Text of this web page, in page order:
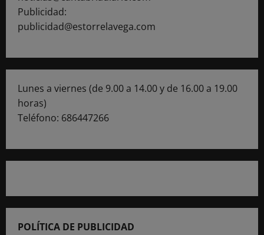
Publicidad:
publicidad@estorrelavega.com
Lunes a viernes (de 9.00 a 14.00 y de 16.00 a 19.00
horas)
Teléfono: 686447266
POLÍTICA DE PUBLICIDAD